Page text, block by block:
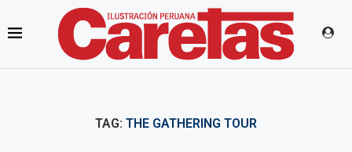
TAG: THE GATHERING TOUR